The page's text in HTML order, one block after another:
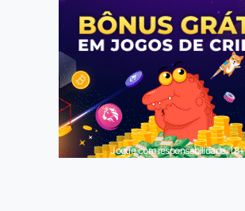
Jogue com responsabilidade. 18+